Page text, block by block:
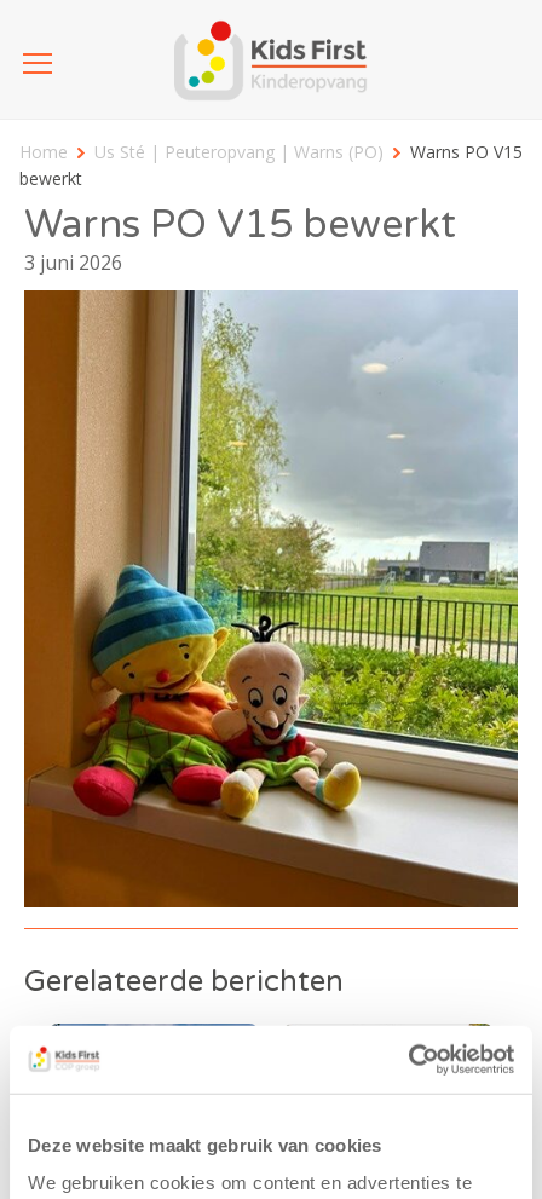
Deze website maakt gebruik van cookies
We gebruiken cookies om content en advertenties te
Home Us Sté | Peuteropvang | Warns (PO)
Warns PO V15
bewerkt
Warns PO V15 bewerkt
3 juni 2026
Gerelateerde berichten